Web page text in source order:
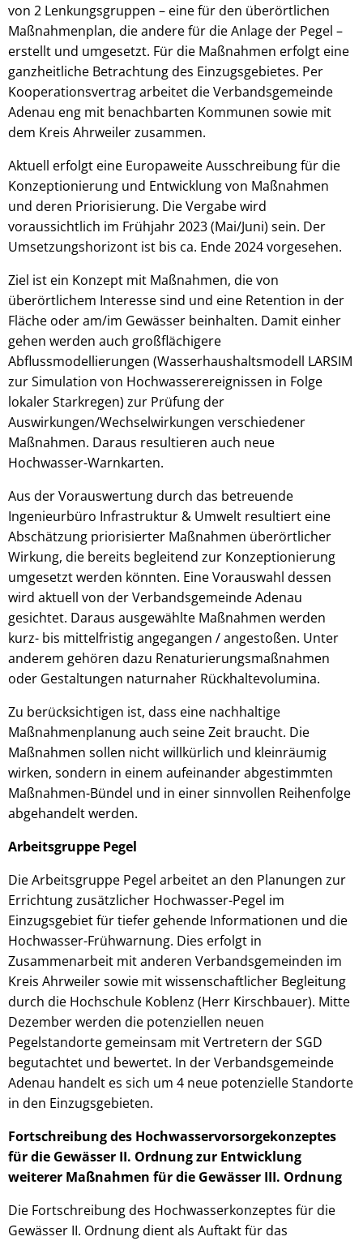
von 2 Lenkungsgruppen – eine für den überörtlichen
Maßnahmenplan, die andere für die Anlage der Pegel –
erstellt und umgesetzt. Für die Maßnahmen erfolgt eine
ganzheitliche Betrachtung des Einzugsgebietes. Per
Kooperationsvertrag arbeitet die Verbandsgemeinde
Adenau eng mit benachbarten Kommunen sowie mit
dem Kreis Ahrweiler zusammen.
Aktuell erfolgt eine Europaweite Ausschreibung für die
Konzeptionierung und Entwicklung von Maßnahmen
und deren Priorisierung. Die Vergabe wird
voraussichtlich im Frühjahr 2023 (Mai/Juni) sein. Der
Umsetzungshorizont ist bis ca. Ende 2024 vorgesehen.
Ziel ist ein Konzept mit Maßnahmen, die von
überörtlichem Interesse sind und eine Retention in der
Fläche oder am/im Gewässer beinhalten. Damit einher
gehen werden auch großflächigere
Abflussmodellierungen (Wasserhaushaltsmodell LARSIM
zur Simulation von Hochwasserereignissen in Folge
lokaler Starkregen) zur Prüfung der
Auswirkungen/Wechselwirkungen verschiedener
Maßnahmen. Daraus resultieren auch neue
Hochwasser-Warnkarten.
Aus der Vorauswertung durch das betreuende
Ingenieurbüro Infrastruktur & Umwelt resultiert eine
Abschätzung priorisierter Maßnahmen überörtlicher
Wirkung, die bereits begleitend zur Konzeptionierung
umgesetzt werden könnten. Eine Vorauswahl dessen
wird aktuell von der Verbandsgemeinde Adenau
gesichtet. Daraus ausgewählte Maßnahmen werden
kurz- bis mittelfristig angegangen / angestoßen. Unter
anderem gehören dazu Renaturierungsmaßnahmen
oder Gestaltungen naturnaher Rückhaltevolumina.
Zu berücksichtigen ist, dass eine nachhaltige
Maßnahmenplanung auch seine Zeit braucht. Die
Maßnahmen sollen nicht willkürlich und kleinräumig
wirken, sondern in einem aufeinander abgestimmten
Maßnahmen-Bündel und in einer sinnvollen Reihenfolge
abgehandelt werden.
Arbeitsgruppe Pegel
Die Arbeitsgruppe Pegel arbeitet an den Planungen zur
Errichtung zusätzlicher Hochwasser-Pegel im
Einzugsgebiet für tiefer gehende Informationen und die
Hochwasser-Frühwarnung. Dies erfolgt in
Zusammenarbeit mit anderen Verbandsgemeinden im
Kreis Ahrweiler sowie mit wissenschaftlicher Begleitung
durch die Hochschule Koblenz (Herr Kirschbauer). Mitte
Dezember werden die potenziellen neuen
Pegelstandorte gemeinsam mit Vertretern der SGD
begutachtet und bewertet. In der Verbandsgemeinde
Adenau handelt es sich um 4 neue potenzielle Standorte
in den Einzugsgebieten.
Fortschreibung des Hochwasservorsorgekonzeptes
für die Gewässer II. Ordnung zur Entwicklung
weiterer Maßnahmen für die Gewässer III. Ordnung
Die Fortschreibung des Hochwasserkonzeptes für die
Gewässer II. Ordnung dient als Auftakt für das